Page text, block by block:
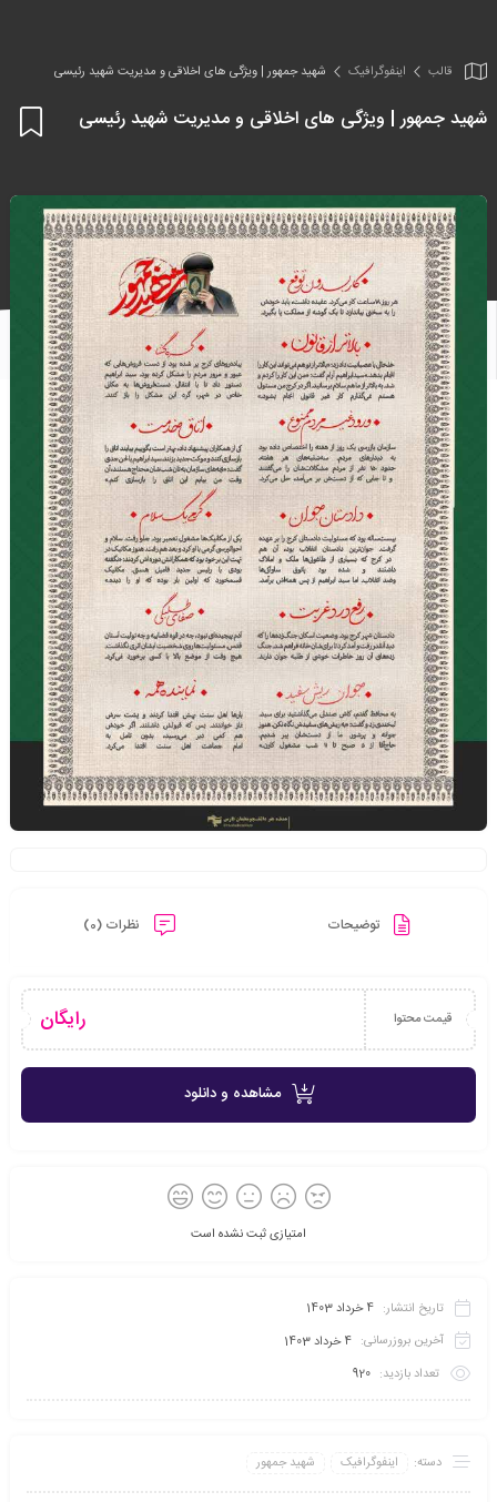
قالب اینفو‌گرافیک شهید جمهور | ویژگی های اخلاقی و مدیریت شهید رئیسی
شهید جمهور | ویژگی های اخلاقی و مدیریت شهید رئیسی
توضیحات نظرات (0)
قیمت محتوا رایگان
مشاهده و دانلود
امتیازی ثبت نشده است
تاریخ انتشار: 4 خرداد 1403
آخرین بروزرسانی: 4 خرداد 1403
تعداد بازدید: 920
دسته: اینفو‌گرافیک شهید جمهور